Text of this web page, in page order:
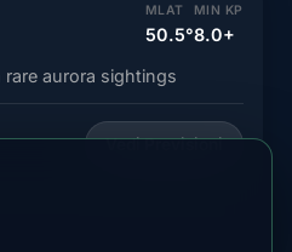
MLAT
50.5°
MIN KP
8.0+
aurora sightings
Vedi Previsioni